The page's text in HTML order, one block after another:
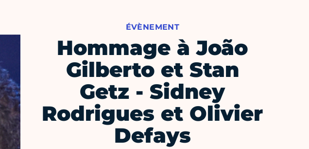
ÉVÈNEMENT
Hommage à João
Gilberto et Stan
Getz - Sidney
Rodrigues et Olivier
Defays